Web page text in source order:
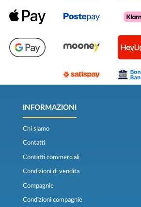
INFORMAZIONI
Chi siamo
Contatti
Contatti commerciali
Condizioni di vendita
Compagnie
Condizioni compagnie